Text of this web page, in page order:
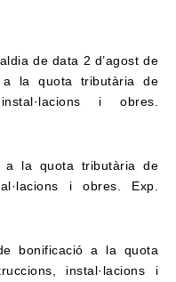
de data 2 d’agost de
a la quota tributària de
i obres.
a la quota tributària de
i obres. Exp.
bonificació a la quota
instal·lacions i